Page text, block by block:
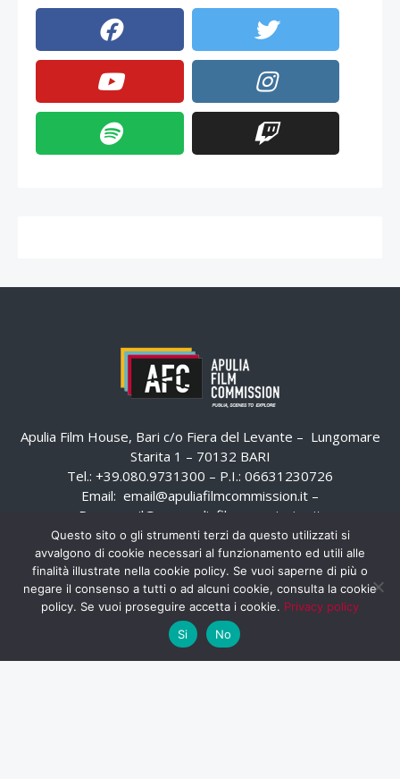
Apulia Film House, Bari c/o Fiera del Levante – Lungomare
Starita 1 – 70132 BARI
Tel.: +39.080.9731300 – P.I.: 06631230726
Email: email@apuliafilmcommission.it –
Pec:
email@pec.apuliafilmcommission.it
Questo sito o gli strumenti terzi da questo utilizzati si
avvalgono di cookie necessari al funzionamento ed utili alle
finalità illustrate nella cookie policy. Se vuoi saperne di più o
negare il consenso a tutti o ad alcuni cookie, consulta la cookie
policy. Se vuoi proseguire accetta i cookie. Privacy policy
Si
No